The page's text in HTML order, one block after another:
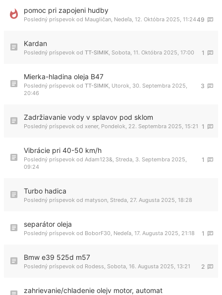
pomoc pri zapojeni hudby
49
Posledný príspevok od Maugličan Nedeľa, 12. Októbra 2025, 11:24
Kardan
1
Posledný príspevok od TT-SIMIK Sobota, 11. Októbra 2025, 17:00
Mierka-hladina oleja B47
3
Posledný príspevok od TT-SIMIK Utorok, 30. Septembra 2025,
20:46
Zadržiavanie vody v splavov pod sklom
1
Posledný príspevok od xener, Pondelok, 22. Septembra 2025, 15:21
Vibrácie pri 40-50 km/h
1
Posledný príspevok od Adam123& Streda, 3. Septembra 2025,
09:24
Turbo hadica
Posledný príspevok od matyson Streda, 27. Augusta 2025, 18:28
separátor oleja
1
Posledný príspevok od BoborF30 Nedeľa, 17. Augusta 2025, 21:18
Bmw e39 525d m57
2
Posledný príspevok od Rodess Sobota, 16. Augusta 2025, 13:21
zahrievanie/chladenie olejv motor, automat